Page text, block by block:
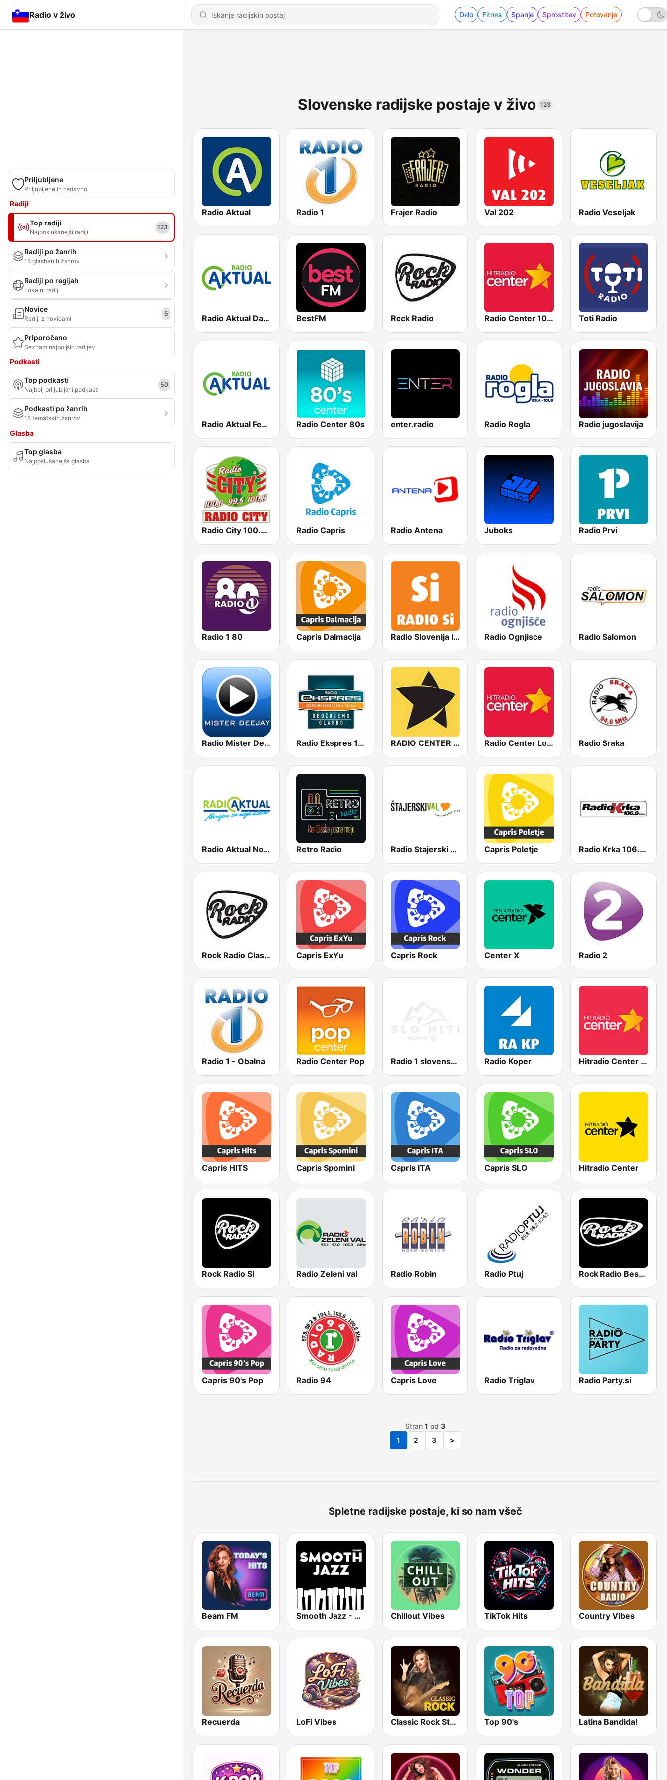
Radio v živo Delo Fitnes Spanje Sprostitev Potovanje
Priljubljene
Priljubljene in nedavno
Radiji
Top radiji
Najposlušanejši radiji
123
Radiji po žanrih
15 glasbenih žanrov
Radiji po regijah
Lokalni radiji
Novice
Radiji z novicami
5
Priporočeno
Seznam najboljših radijev
Podkasti
Top podkasti
Najbolj priljubljeni podkasti
50
Podkasti po žanrih
18 tematskih žanrov
Glasba
Top glasba
Najposlušanejša glasba
Slovenske radijske postaje v živo 123
Radio Aktual Radio 1 Frajer Radio Val 202 Radio Veseljak
Radio Aktual Dalmacija BestFM Rock Radio Radio Center 103.7 FM Toti Radio
Radio Aktual Fešta Radio Center 80s enter.radio Radio Rogla Radio jugoslavija
Radio City 100.6 FM Radio Capris Radio Antena Juboks Radio Prvi
Radio 1 80 Capris Dalmacija Radio Slovenija International Radio Ognjisce Radio Salomon
Radio Mister Deejay Radio Ekspres 106.4 FM RADIO CENTER YU AAC Radio Center Love Radio Sraka
Radio Aktual Nostalgjia Retro Radio Radio Stajerski Val Capris Poletje Radio Krka 106.6 FM
Rock Radio Classics Capris ExYu Capris Rock Center X Radio 2
Radio 1 - Obalna Radio Center Pop Radio 1 slovenski hiti Radio Koper Hitradio Center MEGAMIX
Capris HITS Capris Spomini Capris ITA Capris SLO Hitradio Center
Rock Radio SI Radio Zeleni val Radio Robin Radio Ptuj Rock Radio Best Ballads
Capris 90's Pop Radio 94 Capris Love Radio Triglav Radio Party.si
Stran 1 od 3
1
2 3 >
Spletne radijske postaje, ki so nam všeč
Beam FM Smooth Jazz - Groov Chillout Vibes TikTok Hits Country Vibes
Recuerda LoFi Vibes Classic Rock Station Top 90's Latina Bandida!